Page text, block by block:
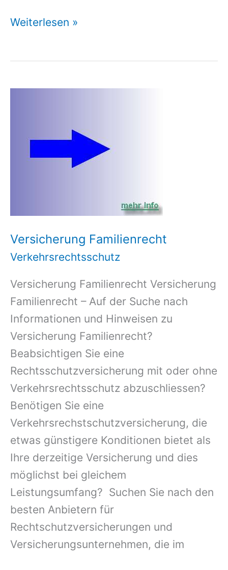
Rechtsschutzversicherung
Weiterlesen »
Versicherung Familienrecht
Verkehrsrechtsschutz
Versicherung Familienrecht Versicherung
Familienrecht – Auf der Suche nach
Informationen und Hinweisen zu
Versicherung Familienrecht?
Beabsichtigen Sie eine
Rechtsschutzversicherung mit oder ohne
Verkehrsrechtsschutz abzuschliessen?
Benötigen Sie eine
Verkehrsrechstschutzversicherung, die
etwas günstigere Konditionen bietet als
Ihre derzeitige Versicherung und dies
möglichst bei gleichem
Leistungsumfang? Suchen Sie nach den
besten Anbietern für
Rechtschutzversicherungen und
Versicherungsunternehmen, die im